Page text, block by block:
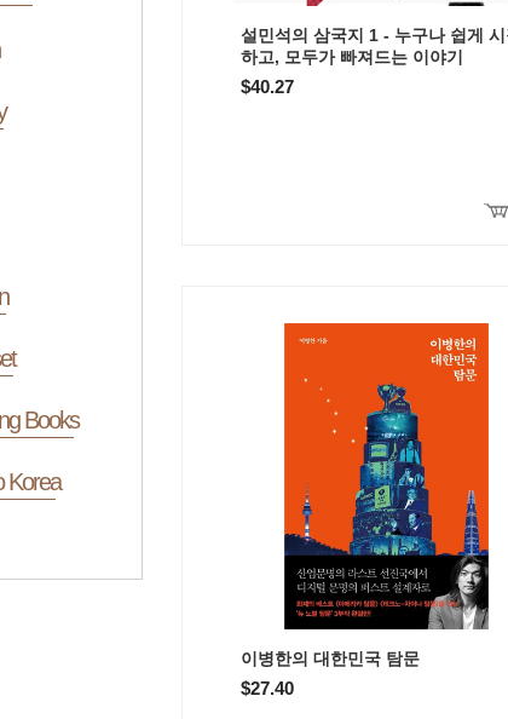
Books
Korea
설민석의 삼국지 1 - 누구나 쉽게
하고, 모두가 빠져드는 이야기
$40.27
이병한의 대한민국 탐문
$27.40